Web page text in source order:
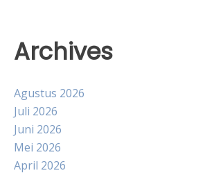
Archives
Agustus 2026
Juli 2026
Juni 2026
Mei 2026
April 2026